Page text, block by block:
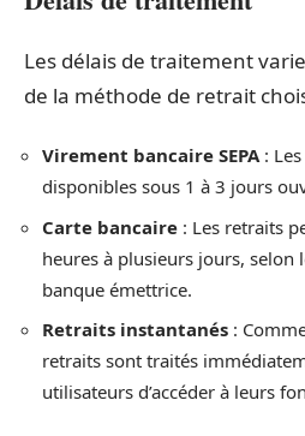
Les délais de traitement
de la méthode de retrait
Virement bancaire SEPA:
disponibles sous 1 à 3 jours
Carte bancaire : Les retraits
heures à plusieurs jours, selon
banque émettrice.
Retraits instantanés :
retraits sont traités
utilisateurs d’accéder à leurs